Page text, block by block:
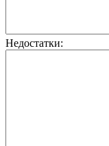
Недостатки: